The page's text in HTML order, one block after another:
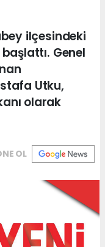
ilçesindeki
Genel
Utku,
olarak
OL